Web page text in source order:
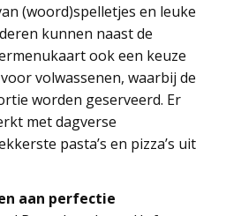
(woord)spelletjes en leuke
kunnen naast de
ook een keuze
volwassenen, waarbij de
worden geserveerd. Er
met dagverse
pasta’s en pizza’s uit
aan perfectie